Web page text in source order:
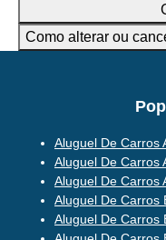
Como alterar ou
Aluguel De Carros
Aluguel De Carros
Aluguel De Carros
Aluguel De Carros
Aluguel De Carros